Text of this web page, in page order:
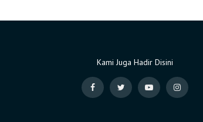
Kami Juga Hadir Disini